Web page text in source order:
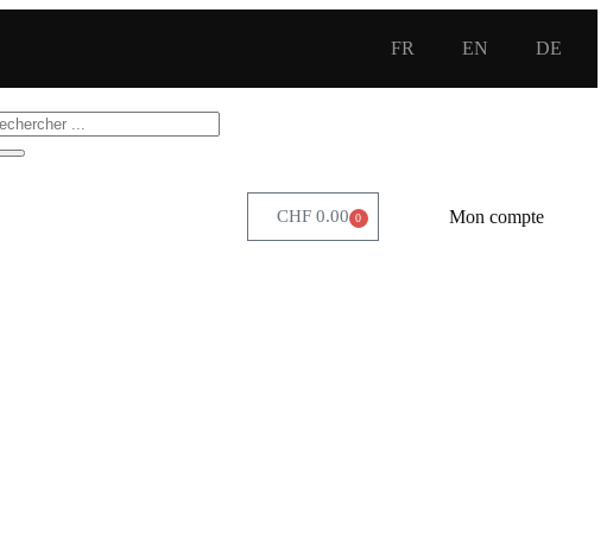
FR EN DE
CHF0.00 0 Mon compte